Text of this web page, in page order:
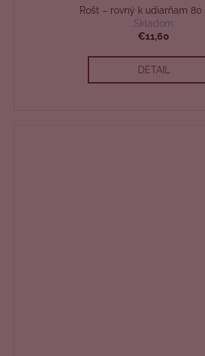
Rošt – rovný k udiarňam 80
Skladom
€11,60
DETAIL